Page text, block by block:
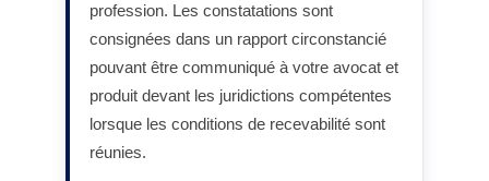
profession. Les constatations sont
consignées dans un rapport circonstancié
pouvant être communiqué à votre avocat et
produit devant les juridictions compétentes
lorsque les conditions de recevabilité sont
réunies.